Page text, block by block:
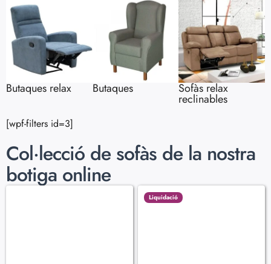
Butaques relax Butaques Sofàs relax
reclinables
[wpf-filters id=3]
Col·lecció de sofàs de la nostra
botiga online
Liquidació